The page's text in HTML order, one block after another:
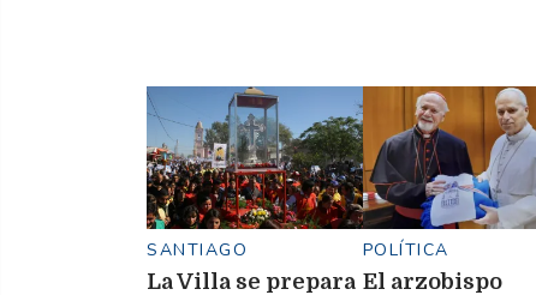
SANTIAGO
La Villa se prepara
POLÍTICA
El arzobispo